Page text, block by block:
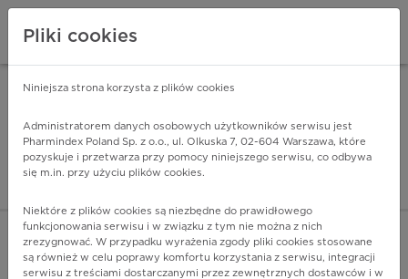
Pharmindex - lider
ZALOGUJ SIĘ
Pliki cookies
Niniejsza strona korzysta z plików cookies
Administratorem danych osobowych użytkowników serwisu jest
Pharmindex Poland Sp. z o.o., ul. Olkuska 7, 02-604 Warszawa, które
pozyskuje i przetwarza przy pomocy niniejszego serwisu, co odbywa
się m.in. przy użyciu plików cookies.
Niektóre z plików cookies są niezbędne do prawidłowego
funkcjonowania serwisu i w związku z tym nie można z nich
zrezygnować. W przypadku wyrażenia zgody pliki cookies stosowane
są również w celu poprawy komfortu korzystania z serwisu, integracji
serwisu z treściami dostarczanymi przez zewnętrznych dostawców i w
ZA DARMO - w Google Play INSTALUJ